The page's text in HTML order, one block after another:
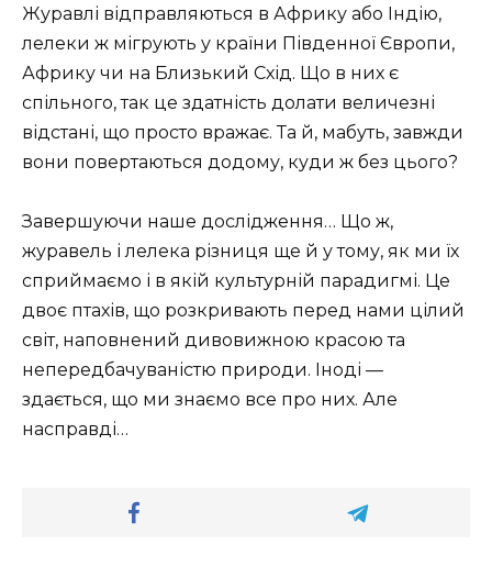
Журавлі відправляються в Африку або Індію,
лелеки ж мігрують у країни Південної Європи,
Африку чи на Близький Схід. Що в них є
спільного, так це здатність долати величезні
відстані, що просто вражає. Та й, мабуть, завжди
вони повертаються додому, куди ж без цього?
Завершуючи наше дослідження… Що ж,
журавель і лелека різниця ще й у тому, як ми їх
сприймаємо і в якій культурній парадигмі. Це
двоє птахів, що розкривають перед нами цілий
світ, наповнений дивовижною красою та
непередбачуваністю природи. Іноді —
здається, що ми знаємо все про них. Але
насправді…